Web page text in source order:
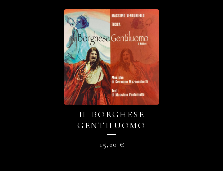
IL BORGHESE
GENTILUOMO
15,00 €